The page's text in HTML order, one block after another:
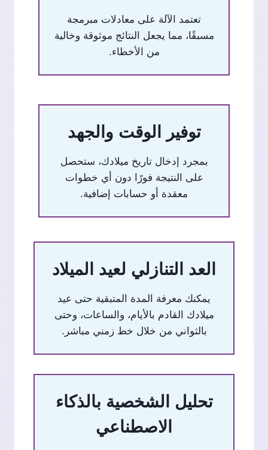
تعتمد الآلة على معادلات مبرمجة
مسبقًا، مما يجعل النتائج موثوقة وخالية
من الأخطاء.
توفير الوقت والجهد
بمجرد إدخال تاريخ ميلادك، ستحصل
على النتيجة فورًا دون أي خطوات
معقدة أو حسابات إضافية.
العد التنازلي لعيد الميلاد
يمكنك معرفة المدة المتبقية حتى عيد
ميلادك القادم بالأيام، والساعات، وحتى
بالثواني من خلال خط زمني مباشر.
تحليل الشخصية بالذكاء
الاصطناعي